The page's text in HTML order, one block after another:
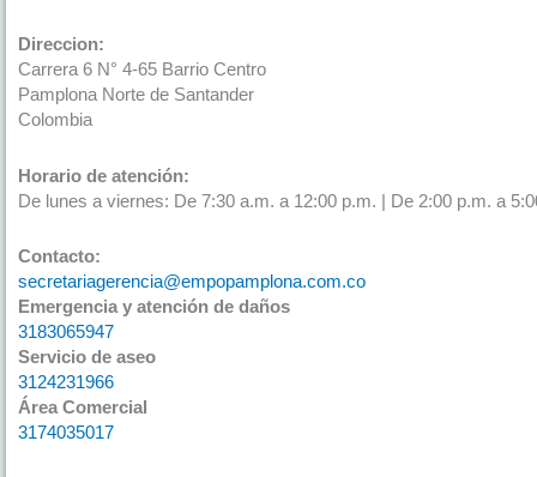
Direccion:
Carrera 6 N° 4-65 Barrio Centro
Pamplona Norte de Santander
Colombia
Horario de atención:
De lunes a viernes: De 7:30 a.m. a 12:00 p.m. | De 2:00 p.m. a
Contacto:
secretariagerencia@empopamplona.com.co
Emergencia y atención de daños
3183065947
Servicio de aseo
3124231966
Área Comercial
3174035017